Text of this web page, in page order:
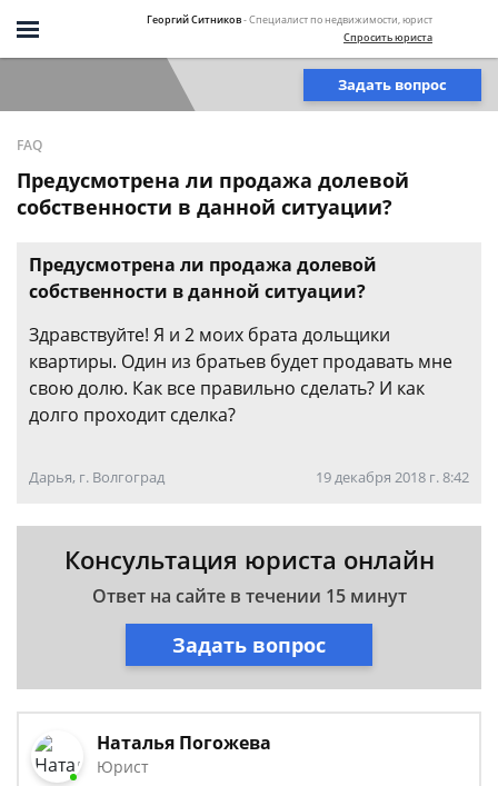
Георгий Ситников- Специалист по недвижимости, юрист
Спросить юриста
Задать вопрос
FAQ
Предусмотрена ли продажа долевой
собственности в данной ситуации?
Предусмотрена ли продажа долевой
собственности в данной ситуации?
Здравствуйте! Я и 2 моих брата дольщики
квартиры. Один из братьев будет продавать мне
свою долю. Как все правильно сделать? И как
долго проходит сделка?
Дарья, г. Волгоград 19 декабря 2018 г. 8:42
Консультация юриста онлайн
Ответ на сайте в течении 15 минут
Задать вопрос
Наталья Погожева
Юрист